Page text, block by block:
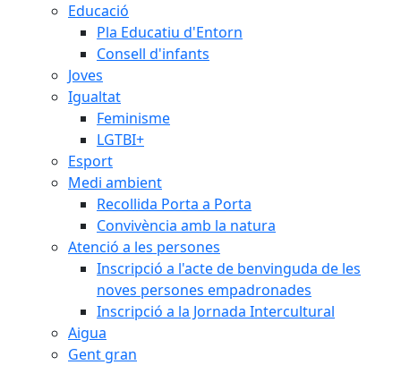
Educació
Pla Educatiu d'Entorn
Consell d'infants
Joves
Igualtat
Feminisme
LGTBI+
Esport
Medi ambient
Recollida Porta a Porta
Convivència amb la natura
Atenció a les persones
Inscripció a l'acte de benvinguda de les
noves persones empadronades
Inscripció a la Jornada Intercultural
Aigua
Gent gran